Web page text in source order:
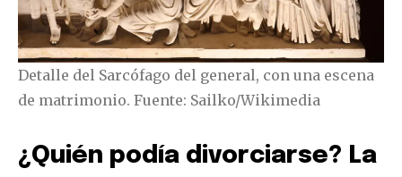
Detalle del Sarcófago del general, con una escena
de matrimonio. Fuente: Sailko/Wikimedia
¿Quién podía divorciarse? La